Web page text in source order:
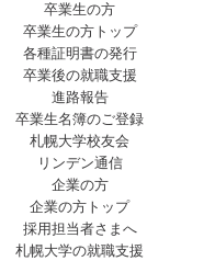
卒業生の方
卒業生の方トップ
各種証明書の発行
卒業後の就職支援
進路報告
卒業生名簿のご登録
札幌大学校友会
リンデン通信
企業の方
企業の方トップ
採用担当者さまへ
札幌大学の就職支援